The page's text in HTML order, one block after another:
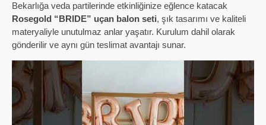
Bekarlığa veda partilerinde etkinliğinize eğlence katacak
Rosegold “BRIDE” uçan balon seti, şık tasarımı ve kaliteli
materyaliyle unutulmaz anlar yaşatır. Kurulum dahil olarak
gönderilir ve aynı gün teslimat avantajı sunar.